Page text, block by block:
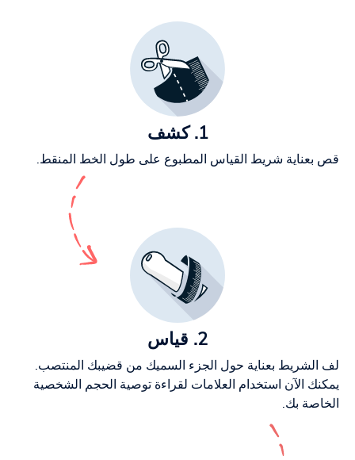
1. كشف
قص بعناية شريط القياس المطبوع على طول الخط المنقط.
2. قياس
لف الشريط بعناية حول الجزء السميك من قضيبك المنتصب.
يمكنك الآن استخدام العلامات لقراءة توصية الحجم الشخصية
الخاصة بك.